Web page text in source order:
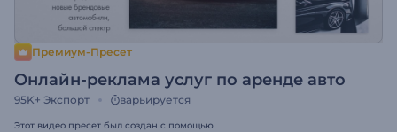
Премиум-Пресет
Онлайн-реклама услуг по аренде авто
95K+ Экспорт варьируется
Этот видео пресет был создан с помощью